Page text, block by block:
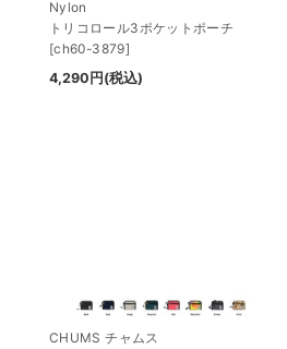
Nylon
トリコロール3ポケットポーチ
[ch60-3879]
4,290 円 (税込)
CHUMS チャムス